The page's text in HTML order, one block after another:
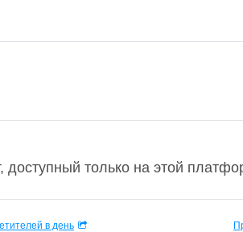
только на этой
в день